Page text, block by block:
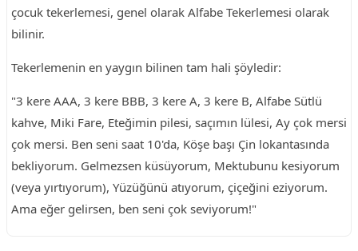
çocuk tekerlemesi, genel olarak Alfabe Tekerlemesi olarak
bilinir.
Tekerlemenin en yaygın bilinen tam hali şöyledir:
"3 kere AAA, 3 kere BBB, 3 kere A, 3 kere B, Alfabe Sütlü
kahve, Miki Fare, Eteğimin pilesi, saçımın lülesi, Ay çok mersi
çok mersi. Ben seni saat 10'da, Köşe başı Çin lokantasında
bekliyorum. Gelmezsen küsüyorum, Mektubunu kesiyorum
(veya yırtıyorum), Yüzüğünü atıyorum, çiçeğini eziyorum.
Ama eğer gelirsen, ben seni çok seviyorum!"